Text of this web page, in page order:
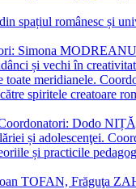
spațiul românesc și
Simona
și vechi în
toate meridianele.
spiritele creatoare
Coordonatori: Dodo
și adolescenţei.
și practicile
TOFAN, Frăguţa